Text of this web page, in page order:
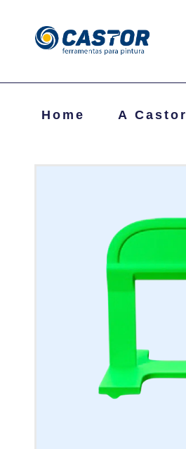
Home A Castor